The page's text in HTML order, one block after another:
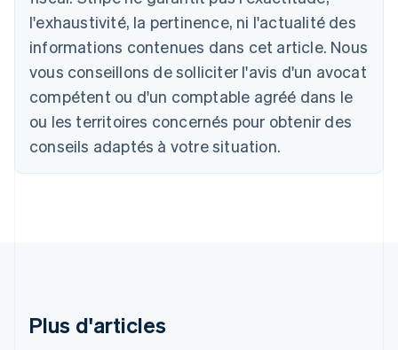
l'exhaustivité, la pertinence, ni l'actualité des
informations contenues dans cet article. Nous
vous conseillons de solliciter l'avis d'un avocat
compétent ou d'un comptable agréé dans le
ou les territoires concernés pour obtenir des
conseils adaptés à votre situation.
Plus d'articles
Bulgarie
English
Canada
EnglishFrançais
简体中文English
Chypre
English
Croatie
EnglishItaliano
English